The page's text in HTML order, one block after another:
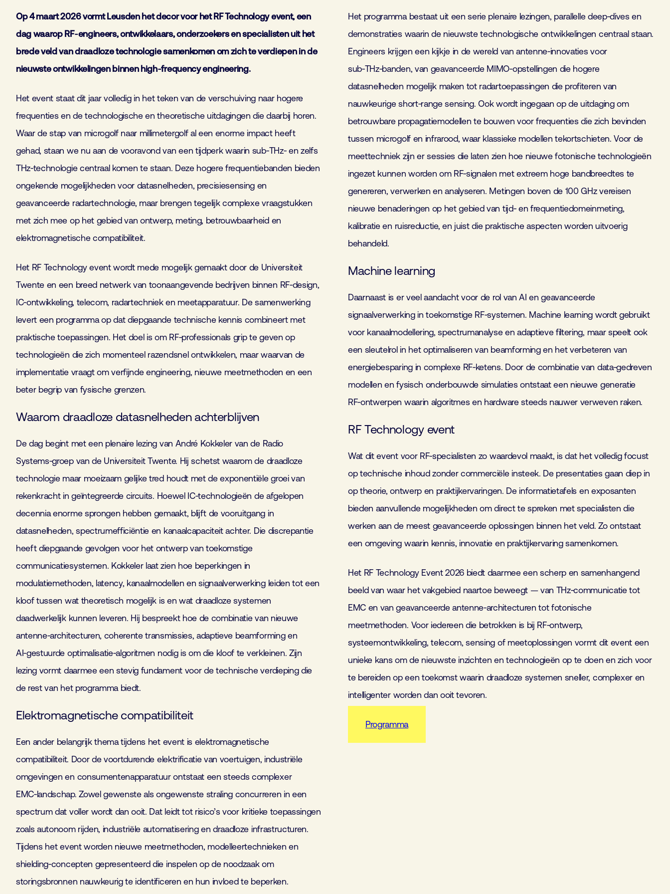
Op 4 maart 2026 vormt Leusden het decor voor het RF Technology event, een
dag waarop RF‑engineers, ontwikkelaars, onderzoekers en specialisten uit het
brede veld van draadloze technologie samenkomen om zich te verdiepen in de
nieuwste ontwikkelingen binnen high‑frequency engineering.
Het event staat dit jaar volledig in het teken van de verschuiving naar hogere
frequenties en de technologische en theoretische uitdagingen die daarbij horen.
Waar de stap van microgolf naar millimetergolf al een enorme impact heeft
gehad, staan we nu aan de vooravond van een tijdperk waarin sub‑THz‑ en zelfs
THz‑technologie centraal komen te staan. Deze hogere frequentiebanden bieden
ongekende mogelijkheden voor datasnelheden, precisiesensing en
geavanceerde radartechnologie, maar brengen tegelijk complexe vraagstukken
met zich mee op het gebied van ontwerp, meting, betrouwbaarheid en
elektromagnetische compatibiliteit.
Het RF Technology event wordt mede mogelijk gemaakt door de Universiteit
Twente en een breed netwerk van toonaangevende bedrijven binnen RF‑design,
IC‑ontwikkeling, telecom, radartechniek en meetapparatuur. De samenwerking
levert een programma op dat diepgaande technische kennis combineert met
praktische toepassingen. Het doel is om RF‑professionals grip te geven op
technologieën die zich momenteel razendsnel ontwikkelen, maar waarvan de
implementatie vraagt om verfijnde engineering, nieuwe meetmethoden en een
beter begrip van fysische grenzen.
Waarom draadloze datasnelheden achterblijven
De dag begint met een plenaire lezing van André Kokkeler van de Radio
Systems‑groep van de Universiteit Twente. Hij schetst waarom de draadloze
technologie maar moeizaam gelijke tred houdt met de exponentiële groei van
rekenkracht in geïntegreerde circuits. Hoewel IC‑technologieën de afgelopen
decennia enorme sprongen hebben gemaakt, blijft de vooruitgang in
datasnelheden, spectrumefficiëntie en kanaalcapaciteit achter. Die discrepantie
heeft diepgaande gevolgen voor het ontwerp van toekomstige
communicatiesystemen. Kokkeler laat zien hoe beperkingen in
modulatiemethoden, latency, kanaalmodellen en signaalverwerking leiden tot een
kloof tussen wat theoretisch mogelijk is en wat draadloze systemen
daadwerkelijk kunnen leveren. Hij bespreekt hoe de combinatie van nieuwe
antenne‑architecturen, coherente transmissies, adaptieve beamforming en
AI‑gestuurde optimalisatie‑algoritmen nodig is om die kloof te verkleinen. Zijn
lezing vormt daarmee een stevig fundament voor de technische verdieping die
de rest van het programma biedt.
Elektromagnetische compatibiliteit
Een ander belangrijk thema tijdens het event is elektromagnetische
compatibiliteit. Door de voortdurende elektrificatie van voertuigen, industriële
omgevingen en consumentenapparatuur ontstaat een steeds complexer
EMC‑landschap. Zowel gewenste als ongewenste straling concurreren in een
spectrum dat voller wordt dan ooit. Dat leidt tot risico’s voor kritieke toepassingen
zoals autonoom rijden, industriële automatisering en draadloze infrastructuren.
Tijdens het event worden nieuwe meetmethoden, modelleertechnieken en
shielding‑concepten gepresenteerd die inspelen op de noodzaak om
storingsbronnen nauwkeurig te identificeren en hun invloed te beperken.
Het programma bestaat uit een serie plenaire lezingen, parallelle deep‑dives en
demonstraties waarin de nieuwste technologische ontwikkelingen centraal staan.
Engineers krijgen een kijkje in de wereld van antenne‑innovaties voor
sub‑THz‑banden, van geavanceerde MIMO‑opstellingen die hogere
datasnelheden mogelijk maken tot radartoepassingen die profiteren van
nauwkeurige short‑range sensing. Ook wordt ingegaan op de uitdaging om
betrouwbare propagatiemodellen te bouwen voor frequenties die zich bevinden
tussen microgolf en infrarood, waar klassieke modellen tekortschieten. Voor de
meettechniek zijn er sessies die laten zien hoe nieuwe fotonische technologieën
ingezet kunnen worden om RF‑signalen met extreem hoge bandbreedtes te
genereren, verwerken en analyseren. Metingen boven de 100 GHz vereisen
nieuwe benaderingen op het gebied van tijd‑ en frequentiedomeinmeting,
kalibratie en ruisreductie, en juist die praktische aspecten worden uitvoerig
behandeld.
Machine learning
Daarnaast is er veel aandacht voor de rol van AI en geavanceerde
signaalverwerking in toekomstige RF‑systemen. Machine learning wordt gebruikt
voor kanaalmodellering, spectrumanalyse en adaptieve filtering, maar speelt ook
een sleutelrol in het optimaliseren van beamforming en het verbeteren van
energiebesparing in complexe RF‑ketens. Door de combinatie van data‑gedreven
modellen en fysisch onderbouwde simulaties ontstaat een nieuwe generatie
RF‑ontwerpen waarin algoritmes en hardware steeds nauwer verweven raken.
RF Technology event
Wat dit event voor RF‑specialisten zo waardevol maakt, is dat het volledig focust
op technische inhoud zonder commerciële insteek. De presentaties gaan diep in
op theorie, ontwerp en praktijkervaringen. De informatietafels en exposanten
bieden aanvullende mogelijkheden om direct te spreken met specialisten die
werken aan de meest geavanceerde oplossingen binnen het veld. Zo ontstaat
een omgeving waarin kennis, innovatie en praktijkervaring samenkomen.
Het RF Technology Event 2026 biedt daarmee een scherp en samenhangend
beeld van waar het vakgebied naartoe beweegt — van THz‑communicatie tot
EMC en van geavanceerde antenne‑architecturen tot fotonische
meetmethoden. Voor iedereen die betrokken is bij RF‑ontwerp,
systeemontwikkeling, telecom, sensing of meetoplossingen vormt dit event een
unieke kans om de nieuwste inzichten en technologieën op te doen en zich voor
te bereiden op een toekomst waarin draadloze systemen sneller, complexer en
intelligenter worden dan ooit tevoren.
Programma